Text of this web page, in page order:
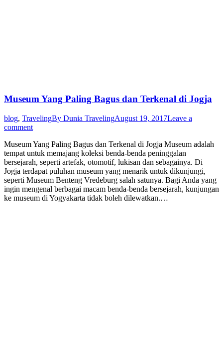
Museum Yang Paling Bagus dan Terkenal di Jogja
blog, TravelingBy Dunia TravelingAugust 19, 2017Leave a
comment
Museum Yang Paling Bagus dan Terkenal di Jogja Museum adalah
tempat untuk memajang koleksi benda-benda peninggalan
bersejarah, seperti artefak, otomotif, lukisan dan sebagainya. Di
Jogja terdapat puluhan museum yang menarik untuk dikunjungi,
seperti Museum Benteng Vredeburg salah satunya. Bagi Anda yang
ingin mengenal berbagai macam benda-benda bersejarah, kunjungan
ke museum di Yogyakarta tidak boleh dilewatkan.…